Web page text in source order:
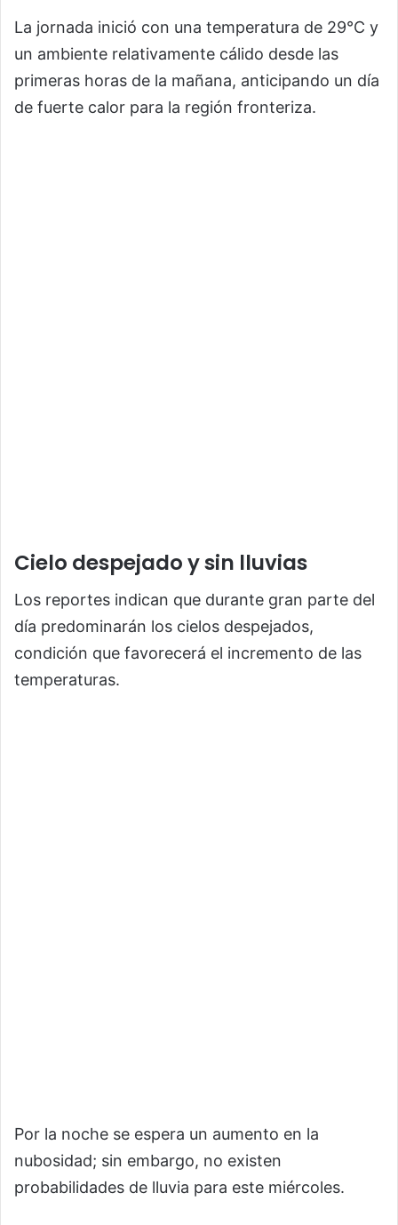
La jornada inició con una temperatura de 29°C y
un ambiente relativamente cálido desde las
primeras horas de la mañana, anticipando un día
de fuerte calor para la región fronteriza.
Cielo despejado y sin lluvias
Los reportes indican que durante gran parte del
día predominarán los cielos despejados,
condición que favorecerá el incremento de las
temperaturas.
Por la noche se espera un aumento en la
nubosidad; sin embargo, no existen
probabilidades de lluvia para este miércoles.